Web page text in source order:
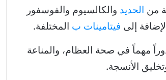
من الحديد والكالسيوم والفوسفور
إلى فيتامينات ب المختلفة.
مهماً في صحة العظام، والمناعة
الأنسجة.